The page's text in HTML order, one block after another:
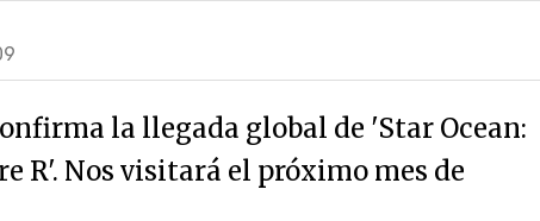
la llegada global de 'Star Ocean:
R'. Nos visitará el próximo mes de